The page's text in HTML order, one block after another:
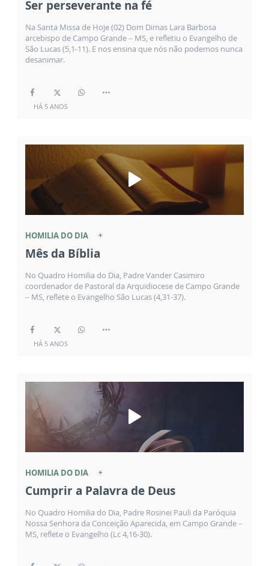
Ser perseverante na fé
Na Santa Missa de Hoje (02) Dom Dimas Lara Barbosa
arcebispo de Campo Grande – MS, e refletiu o Evangelho de
São Lucas (5,1-11). E nos ensina que nós não podemos nunca
desanimar.
HÁ 5 ANOS
HOMILIA DO DIA
Mês da Bíblia
No Quadro Homilia do Dia, Padre Vander Casimiro
coordenador de Pastoral da Arquidiocese de Campo Grande
– MS, reflete o Evangelho São Lucas (4,31-37).
HÁ 5 ANOS
HOMILIA DO DIA
Cumprir a Palavra de Deus
No Quadro Homilia do Dia, Padre Rosinei Pauli da Paróquia
Nossa Senhora da Conceição Aparecida, em Campo Grande –
MS, reflete o Evangelho (Lc 4,16-30).